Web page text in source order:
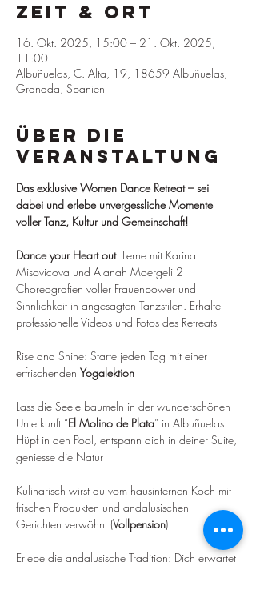
Zeit & Ort
16. Okt. 2025, 15:00 – 21. Okt. 2025,
11:00
Albuñuelas, C. Alta, 19, 18659 Albuñuelas,
Granada, Spanien
Über die
Veranstaltung
Das exklusive Women Dance Retreat – sei
dabei und erlebe unvergessliche Momente
voller Tanz, Kultur und Gemeinschaft!
Dance your Heart out: Lerne mit Karina
Misovicova und Alanah Moergeli 2
Choreografien voller Frauenpower und
Sinnlichkeit in angesagten Tanzstilen. Erhalte
professionelle Videos und Fotos des Retreats
Rise and Shine: Starte jeden Tag mit einer
erfrischenden Yogalektion
Lass die Seele baumeln in der wunderschönen
Unterkunft “El Molino de Plata” in Albuñuelas.
Hüpf in den Pool, entspann dich in deiner Suite,
geniesse die Natur
Kulinarisch wirst du vom hausinternen Koch mit
frischen Produkten und andalusischen
Gerichten verwöhnt (Vollpension)
Erlebe die andalusische Tradition: Dich erwartet